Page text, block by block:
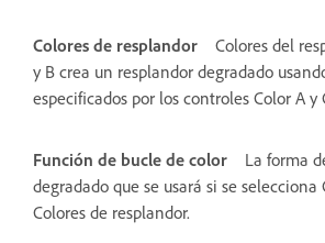
Colores de resplandor
Colores del
y B crea un resplandor degradado
especificados por los controles Color A y
Función de bucle de color
La forma
degradado que se usará si se selecciona
Colores de resplandor.